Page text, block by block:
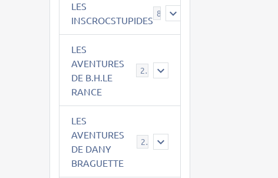
LES
INSCROCSTUPIDES
8
LES
AVENTURES
DE B.H.LE
RANCE
21
LES
AVENTURES
DE DANY
BRAGUETTE
29